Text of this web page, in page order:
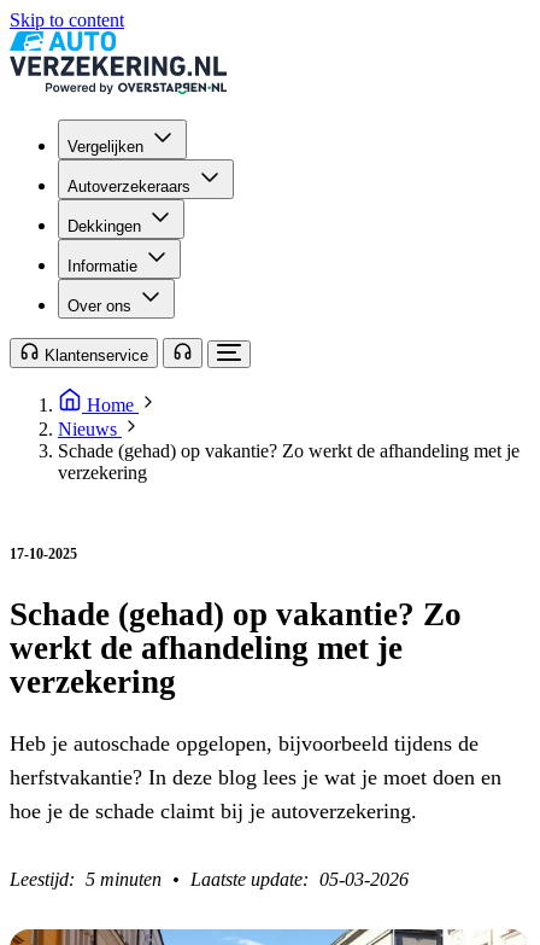
Skip to content
Vergelijken
Autoverzekeraars
Dekkingen
Informatie
Over ons
Klantenservice
Home
Nieuws
Schade (gehad) op vakantie? Zo werkt de afhandeling met je
verzekering
17-10-2025
Schade (gehad) op vakantie? Zo
werkt de afhandeling met je
verzekering
Heb je autoschade opgelopen, bijvoorbeeld tijdens de
herfstvakantie? In deze blog lees je wat je moet doen en
hoe je de schade claimt bij je autoverzekering.
5 minuten 05-03-2026